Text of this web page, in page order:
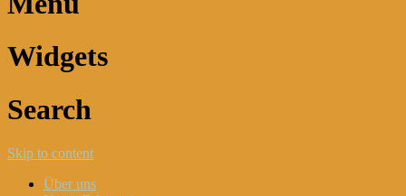
Widgets
Search
Skip to content
Über uns